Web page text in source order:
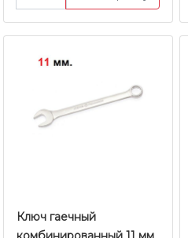
Ключ гаечный